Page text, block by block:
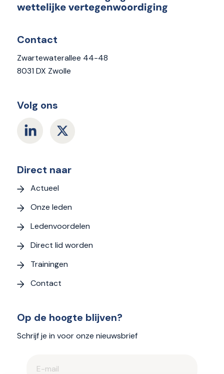
Contact
Zwartewaterallee 44-48
8031 DX Zwolle
Volg ons
Direct naar
Actueel
Onze leden
Ledenvoordelen
Direct lid worden
Trainingen
Contact
Op de hoogte blijven?
Schrijf je in voor onze nieuwsbrief